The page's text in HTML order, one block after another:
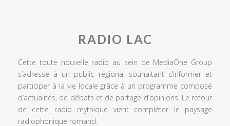
RADIO LAC
Cette toute nouvelle radio au sein de MediaOne Group
s’adresse à un public régional souhaitant s’informer et
participer à la vie locale grâce à un programme composé
d’actualités, de débats et de partage d’opinions. Le retour
de cette radio mythique vient compléter le paysage
radiophonique romand.